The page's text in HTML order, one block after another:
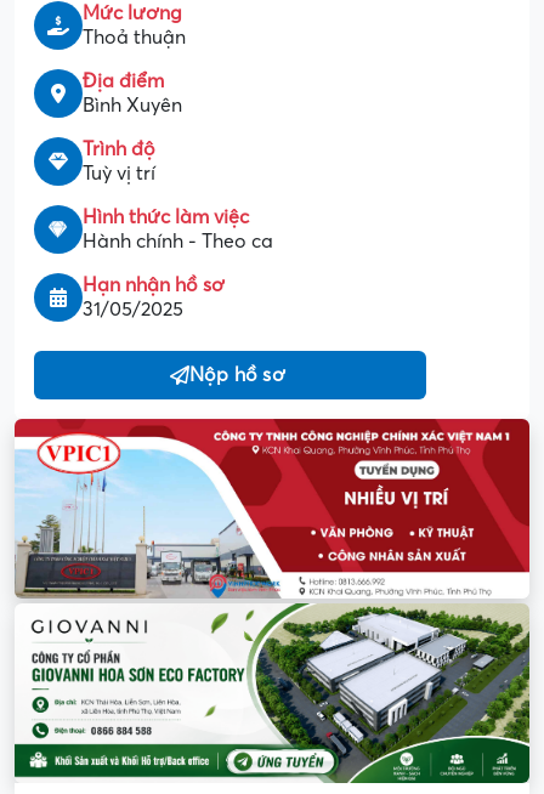
Mức lương
Thoả thuận
Địa điểm
Bình Xuyên
Trình độ
Tuỳ vị trí
Hình thức làm việc
Hành chính - Theo ca
Hạn nhận hồ sơ
31/05/2025
Nộp hồ sơ